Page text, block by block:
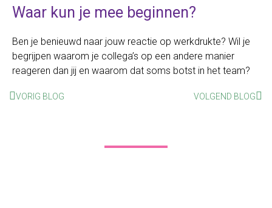
Waar kun je mee beginnen?
Ben je benieuwd naar jouw reactie op werkdrukte? Wil je
begrijpen waarom je collega’s op een andere manier
reageren dan jij en waarom dat soms botst in het team?
VORIG BLOG VOLGEND BLOG